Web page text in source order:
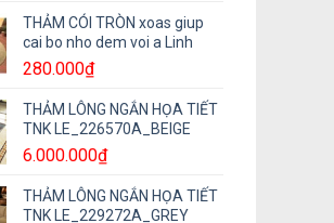
THẢM CÓI TRÒN xoas giup
cai bo nho dem voi a Linh
280.000₫
THẢM LÔNG NGẮN HỌA TIẾT
TNK LE_226570A_BEIGE
6.000.000₫
THẢM LÔNG NGẮN HỌA TIẾT
TNK LE_229272A_GREY